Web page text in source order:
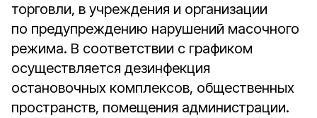
торговли, в учреждения и организации
по предупреждению нарушений масочного
режима. В соответствии с графиком
осуществляется дезинфекция
остановочных комплексов, общественных
пространств, помещения администрации.